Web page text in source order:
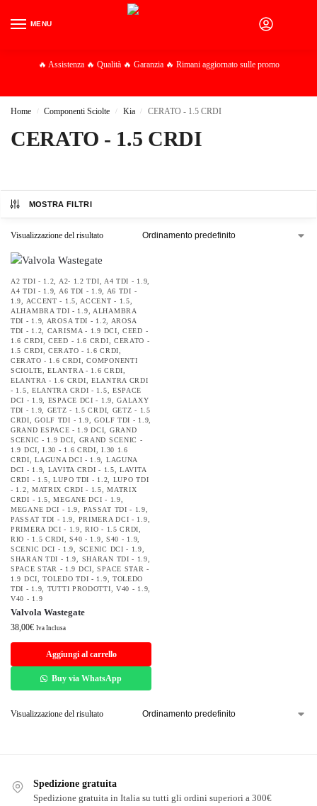
MENU
🔥 Assistenza 🔥 Qualità 🔥 Garanzia 🔥 Rimani aggiornato sulle promo
Home / Componenti Sciolte / Kia / CERATO - 1.5 CRDI
CERATO - 1.5 CRDI
MOSTRA FILTRI
Visualizzazione del risultato
A2 TDI - 1.2 A2- 1.2 TDI A4 TDI - 1.9
A4 TDI - 1.9
A6 TDI - 1.9
A6 TDI -
1.9
ACCENT - 1.5 ACCENT - 1.5
ALHAMBRA TDI - 1.9
ALHAMBRA
TDI - 1.9
AROSA TDI - 1.2
AROSA
TDI - 1.2
CARISMA - 1.9 DCI ,CEED -
1.6 CRDI ,CEED - 1.6 CRDI
CERATO -
1.5 CRDI ,CERATO - 1.6 CRDI
CERATO - 1.6 CRDI ,COMPONENTI
SCIOLTE ,ELANTRA - 1.6 CRDI
ELANTRA - 1.6 CRDI ,ELANTRA CRDI
- 1.5
ELANTRA CRDI - 1.5
ESPACE
DCI - 1.9
ESPACE DCI - 1.9 ,GALAXY
TDI - 1.9
GETZ - 1.5 CRDI
GETZ - 1.5
CRDI ,GOLF TDI - 1.9 ,GOLF TDI - 1.9
GRAND ESPACE - 1.9 DCI
GRAND
SCENIC - 1.9 DCI
GRAND SCENIC -
1.9 DCI ,I.30 - 1.6 CRDI ,I.30 1.6
CRDI ,LAGUNA DCI - 1.9
LAGUNA
DCI - 1.9
LAVITA CRDI - 1.5 ,LAVITA
CRDI - 1.5 ,LUPO TDI - 1.2
LUPO TDI
- 1.2
MATRIX CRDI - 1.5 ,MATRIX
CRDI - 1.5 ,MEGANE DCI - 1.9
MEGANE DCI - 1.9
PASSAT TDI - 1.9
PASSAT TDI - 1.9
PRIMERA DCI - 1.9
PRIMERA DCI - 1.9 ,RIO - 1.5 CRDI
RIO - 1.5 CRDI ,S40 - 1.9 S40 - 1.9
SCENIC DCI - 1.9
SCENIC DCI - 1.9
SHARAN TDI - 1.9
SHARAN TDI - 1.9
SPACE STAR - 1.9 DCI ,SPACE STAR -
1.9 DCI ,TOLEDO TDI - 1.9
TOLEDO
TDI - 1.9
TUTTI PRODOTTI V40 - 1.9
V40 - 1.9
Valvola Wastegate
38,00€ Iva Inclusa
Aggiungi al carrello
Buy via WhatsApp
Visualizzazione del risultato
Spedizione gratuita
Spedizione gratuita in Italia su tutti gli ordini superiori a 300€